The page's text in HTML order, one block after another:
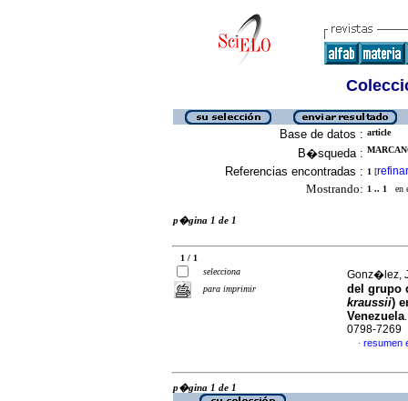
Base de datos : article
B�squeda :
Referencias encontradas : 1 [refinar
Mostrando: 1 .. 1 en
p�gina 1 de 1
1 / 1
selecciona
para imprimir
Gonz�lez,
del grupo
kraussii)
Venezuela
0798-7269
· resumen
p�gina 1 de 1